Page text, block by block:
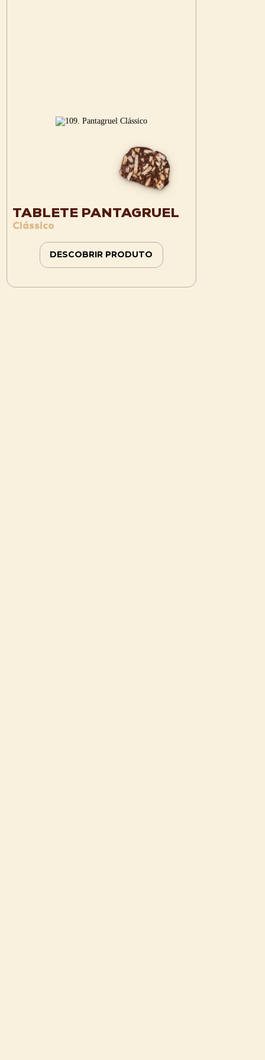
TABLETE PANTAGRUEL
Clássico
DESCOBRIR PRODUTO